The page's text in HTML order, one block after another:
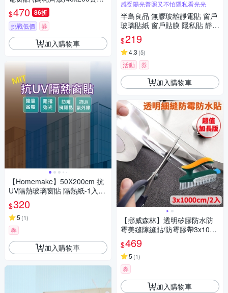
★促銷★
$470 86折
挑戰低價 券
加入購物車
【Homemake】50X200cm 抗
UV隔熱玻璃窗貼 隔熱紙-1入
(防窺/降溫/隔熱/抗紫外線)
$320
5 (1)
券
加入購物車
感受陽光普照又不怕隱私看光光
半島良品 無膠玻離靜電貼 窗戶
玻璃貼紙 窗戶貼膜 隱私貼 靜電
玻璃貼 45X200
$219
4.3 (5)
活動 券
加入購物車
【挪威森林】透明矽膠防水防
霉美縫隙縫貼/防霉膠帶3x1000
cm二入(附萬用美鳳刷 顏色隨
機)
$469
5 (1)
券
加入購物車